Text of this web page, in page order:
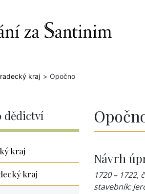
kraj Opočno
dědictví
kraj
kraj
Návrh
1720 – 1722,
stavebník: